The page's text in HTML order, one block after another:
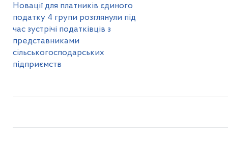
Новації для платників єдиного
податку 4 групи розглянули під
час зустрічі податківців з
представниками
сільськогосподарських
підприємств